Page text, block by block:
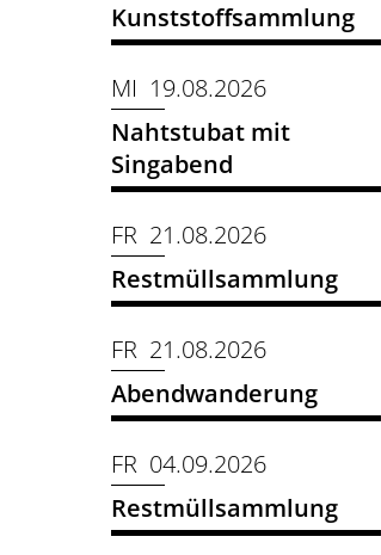
Kunststoffsammlung
MI 19.08.2026
Nahtstubat mit
Singabend
FR 21.08.2026
Restmüllsammlung
FR 21.08.2026
Abendwanderung
FR 04.09.2026
Restmüllsammlung